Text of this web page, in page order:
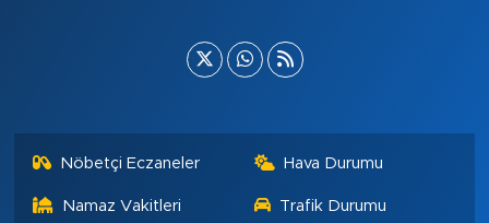
Nöbetçi Eczaneler Hava Durumu
Namaz Vakitleri Trafik Durumu